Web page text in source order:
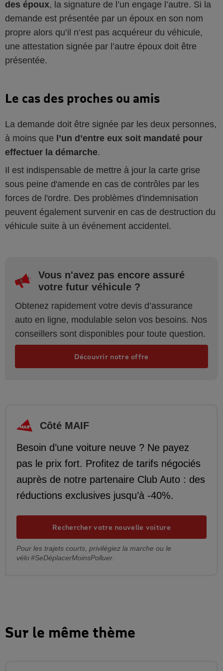
des époux, la signature de l’un engage l’autre. Si la
demande est présentée par un époux en son nom
propre alors qu’il n’est pas acquéreur du véhicule,
une attestation signée par l’autre époux doit être
présentée.
Le cas des proches ou amis
La demande doit être signée par les deux personnes,
à moins que l’un d’entre eux soit mandaté pour
effectuer la démarche.
Il est indispensable de mettre à jour la carte grise
sous peine d'amende en cas de contrôles par les
forces de l'ordre. Des problèmes d'indemnisation
peuvent également survenir en cas de destruction du
véhicule suite à un événement accidentel.
Vous n'avez pas encore assuré
votre futur véhicule ?
Obtenez rapidement votre devis d’assurance
auto en ligne, modulable selon vos besoins. Nos
conseillers sont disponibles pour toute question.
Découvrir notre offre
Côté MAIF
Besoin d’une voiture neuve ? Ne payez
pas le prix fort. Profitez de tarifs négociés
auprès de notre partenaire Club Auto : des
réductions exclusives jusqu’à -40%.
Rechercher votre nouvelle voiture
Pour les trajets courts, privilégiez la marche ou le
vélo #SeDéplacerMoinsPolluer
Sur le même thème